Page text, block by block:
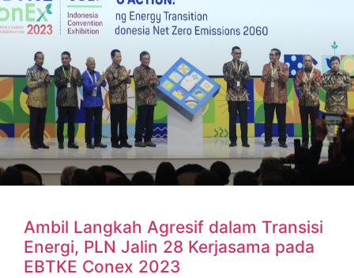
Ambil Langkah Agresif dalam Transisi
Energi, PLN Jalin 28 Kerjasama pada
EBTKE Conex 2023